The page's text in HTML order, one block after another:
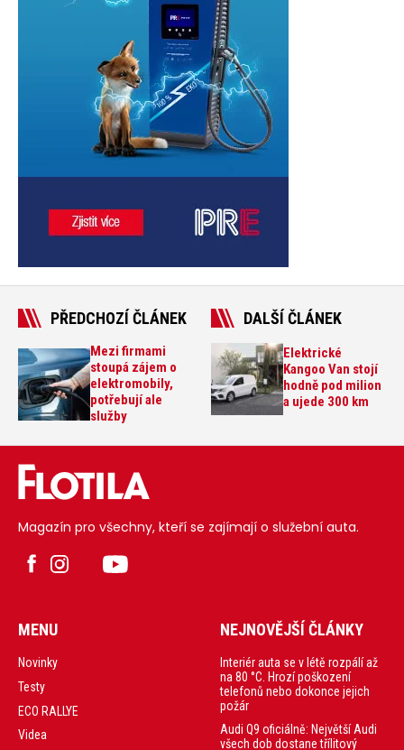
PŘEDCHOZÍ ČLÁNEK
Mezi firmami
stoupá zájem o
elektromobily,
potřebují ale
služby
DALŠÍ ČLÁNEK
Elektrické
Kangoo Van stojí
hodně pod milion
a ujede 300 km
Magazín pro všechny, kteří se zajímají o služební auta.
MENU
Novinky
Testy
ECO RALLYE
Videa
NEJNOVĚJŠÍ ČLÁNKY
Interiér auta se v létě rozpálí až
na 80 °C. Hrozí poškození
telefonů nebo dokonce jejich
požár
Audi Q9 oficiálně: Největší Audi
všech dob dostane třílitový